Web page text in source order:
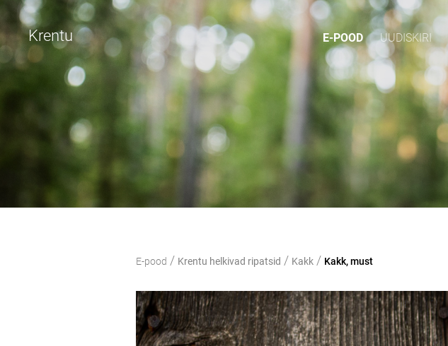
Krentu E-POOD UUDISKIRI
E-pood / Krentu helkivad ripatsid / Kakk / Kakk, must